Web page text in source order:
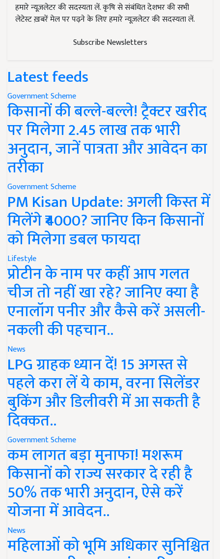
हमारे न्यूज़लेटर की सदस्यता लें. कृषि से संबंधित देशभर की सभी
लेटेस्ट ख़बरें मेल पर पढ़ने के लिए हमारे न्यूज़लेटर की सदस्यता लें.
Subscribe Newsletters
Latest feeds
Government Scheme
किसानों की बल्ले-बल्ले! ट्रैक्टर खरीद
पर मिलेगा 2.45 लाख तक भारी
अनुदान, जानें पात्रता और आवेदन का
तरीका
Government Scheme
PM Kisan Update: अगली किस्त में
मिलेंगे ₹4000? जानिए किन किसानों
को मिलेगा डबल फायदा
Lifestyle
प्रोटीन के नाम पर कहीं आप गलत
चीज तो नहीं खा रहे? जानिए क्या है
एनालॉग पनीर और कैसे करें असली-
नकली की पहचान..
News
LPG ग्राहक ध्यान दें! 15 अगस्त से
पहले करा लें ये काम, वरना सिलेंडर
बुकिंग और डिलीवरी में आ सकती है
दिक्कत..
Government Scheme
कम लागत बड़ा मुनाफा! मशरूम
किसानों को राज्य सरकार दे रही है
50% तक भारी अनुदान, ऐसे करें
योजना में आवेदन..
News
महिलाओं को भूमि अधिकार सुनिश्चित